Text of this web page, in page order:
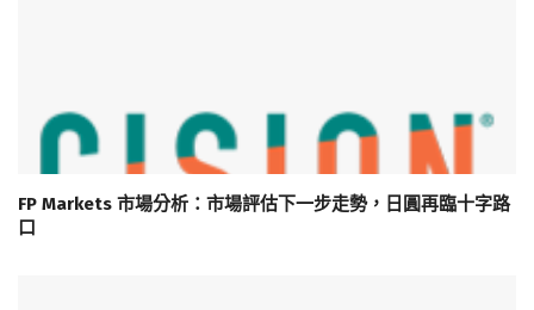
FP Markets 市場分析：市場評估下一步走勢，日圓再臨十字路
口